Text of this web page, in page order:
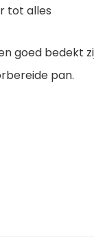
tot alles
goed bedekt
pan.